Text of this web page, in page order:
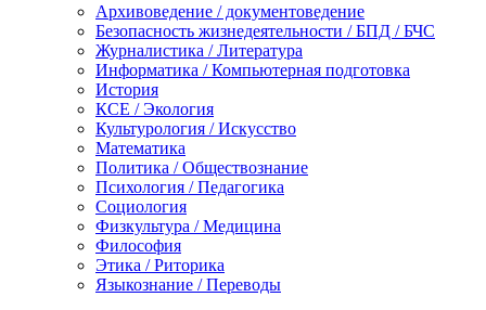
Архивоведение / документоведение
Безопасность жизнедеятельности / БПД / БЧС
Журналистика / Литература
Информатика / Компьютерная подготовка
История
КСЕ / Экология
Культурология / Искусство
Математика
Политика / Обществознание
Психология / Педагогика
Социология
Физкультура / Медицина
Философия
Этика / Риторика
Языкознание / Переводы